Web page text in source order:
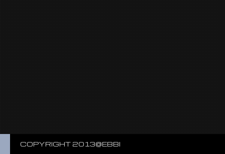
COPYRIGHT 2013@EBBI